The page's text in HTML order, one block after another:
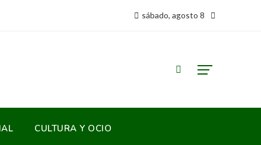
sábado, agosto 8
CULTURA Y OCIO